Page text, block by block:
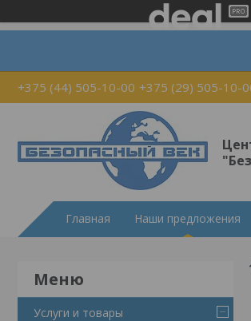
+375 (44) 505-10-00 +375 (29) 505-10-
Главная Наши предложения
Услуги и товары